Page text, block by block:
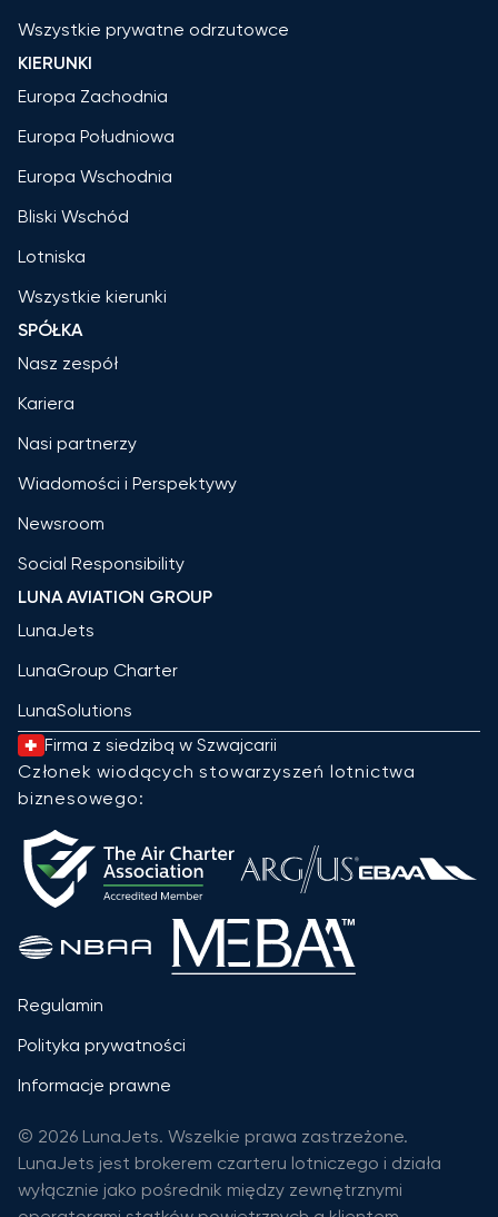
Wszystkie prywatne odrzutowce
KIERUNKI
Europa Zachodnia
Europa Południowa
Europa Wschodnia
Bliski Wschód
Lotniska
Wszystkie kierunki
SPÓŁKA
Nasz zespół
Kariera
Nasi partnerzy
Wiadomości i Perspektywy
Newsroom
Social Responsibility
LUNA AVIATION GROUP
LunaJets
LunaGroup Charter
LunaSolutions
Firma z siedzibą w Szwajcarii
Członek wiodących stowarzyszeń lotnictwa
biznesowego:
Regulamin
Polityka prywatności
Informacje prawne
© 2026 LunaJets. Wszelkie prawa zastrzeżone.
LunaJets jest brokerem czarteru lotniczego i działa
wyłącznie jako pośrednik między zewnętrznymi